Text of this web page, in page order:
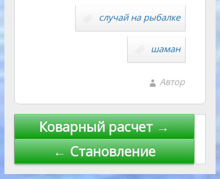
случай на рыбалке
шаман
Автор
Навигация
по
записям
Коварный расчет →
← Становление